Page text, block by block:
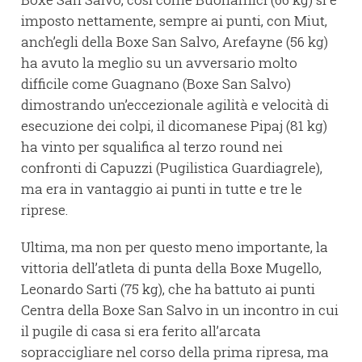
imposto nettamente, sempre ai punti, con Miut,
anch’egli della Boxe San Salvo, Arefayne (56 kg)
ha avuto la meglio su un avversario molto
difficile come Guagnano (Boxe San Salvo)
dimostrando un’eccezionale agilità e velocità di
esecuzione dei colpi, il dicomanese Pipaj (81 kg)
ha vinto per squalifica al terzo round nei
confronti di Capuzzi (Pugilistica Guardiagrele),
ma era in vantaggio ai punti in tutte e tre le
riprese.
Ultima, ma non per questo meno importante, la
vittoria dell’atleta di punta della Boxe Mugello,
Leonardo Sarti (75 kg), che ha battuto ai punti
Centra della Boxe San Salvo in un incontro in cui
il pugile di casa si era ferito all’arcata
sopraccigliare nel corso della prima ripresa, ma